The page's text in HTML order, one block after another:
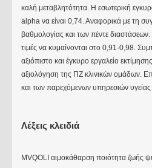
καλή μεταβλητότητα. Η εσωτερική
alpha να είναι 0,74. Αναφορικά με τη
βαθμολογίας και των πέντε διαστάσεων.
τιμές να κυμαίνονται στο 0,91-0,98.
αξιόπιστο και έγκυρο εργαλείο
αξιολόγηση της ΠΖ κλινικών ομάδων.
και των παρεχόμενων υπηρεσιών υγείας
Λέξεις κλειδιά
MVQOLI αιμοκάθαρση ποιότητα ζωής